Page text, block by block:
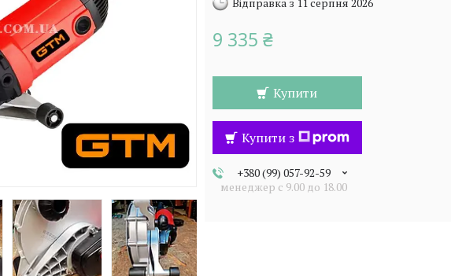
9 335 ₴
Купити
Купити з
+380 (99) 057-92-59
менеджер c 9.00 до 18.00